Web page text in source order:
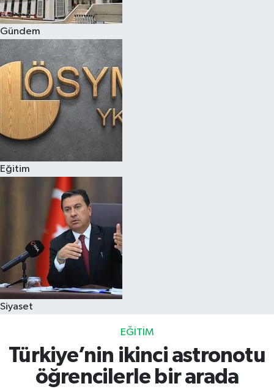
Gündem
Eğitim
Siyaset
EĞITIM
Türkiye’nin ikinci astronotu
öğrencilerle bir arada